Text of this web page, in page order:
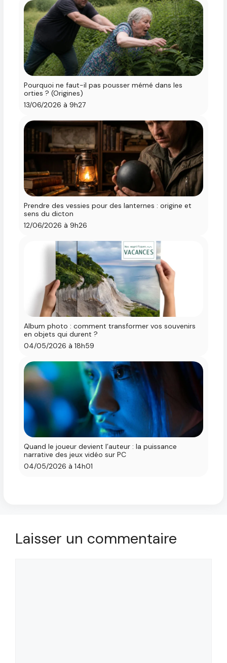
Pourquoi ne faut-il pas pousser mémé dans les
orties ? (Origines)
13/06/2026 à 9h27
Prendre des vessies pour des lanternes : origine et
sens du dicton
12/06/2026 à 9h26
Album photo : comment transformer vos souvenirs
en objets qui durent ?
04/05/2026 à 18h59
Quand le joueur devient l’auteur : la puissance
narrative des jeux vidéo sur PC
04/05/2026 à 14h01
Laisser un commentaire